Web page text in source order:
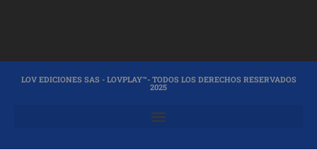
LOV EDICIONES SAS - LOVPLAY™- TODOS LOS DERECHOS RESERVADOS
2025